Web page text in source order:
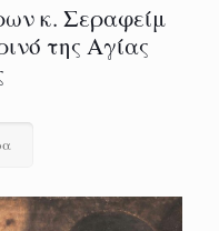
κ. Σεραφείμ
της Αγίας